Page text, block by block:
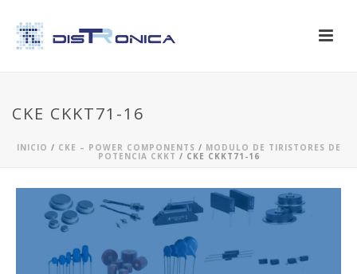
CKE CKKT71-16
INICIO / CKE – POWER COMPONENTS / MODULO DE TIRISTORES DE
POTENCIA CKKT / CKE CKKT71-16